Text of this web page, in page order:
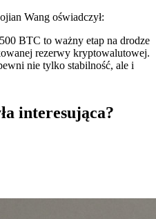
Wang oświadczył:
BTC to ważny etap na drodze
rezerwy kryptowalutowej.
nie tylko stabilność, ale i
interesująca?